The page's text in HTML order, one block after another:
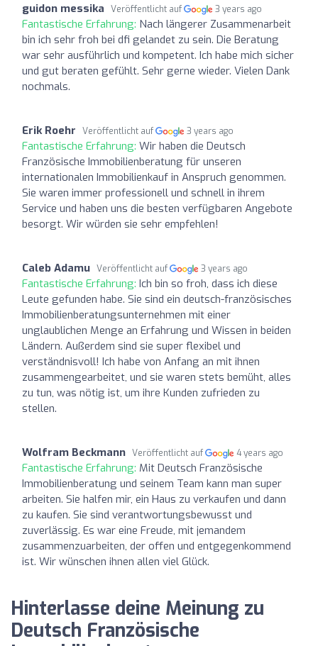
guidon messika Veröffentlicht auf 3 years ago
Fantastische Erfahrung: Nach längerer Zusammenarbeit
bin ich sehr froh bei dfi gelandet zu sein. Die Beratung
war sehr ausführlich und kompetent. Ich habe mich sicher
und gut beraten gefühlt. Sehr gerne wieder. Vielen Dank
nochmals.
Erik Roehr Veröffentlicht auf 3 years ago
Fantastische Erfahrung: Wir haben die Deutsch
Französische Immobilienberatung für unseren
internationalen Immobilienkauf in Anspruch genommen.
Sie waren immer professionell und schnell in ihrem
Service und haben uns die besten verfügbaren Angebote
besorgt. Wir würden sie sehr empfehlen!
Caleb Adamu Veröffentlicht auf 3 years ago
Fantastische Erfahrung: Ich bin so froh, dass ich diese
Leute gefunden habe. Sie sind ein deutsch-französisches
Immobilienberatungsunternehmen mit einer
unglaublichen Menge an Erfahrung und Wissen in beiden
Ländern. Außerdem sind sie super flexibel und
verständnisvoll! Ich habe von Anfang an mit ihnen
zusammengearbeitet, und sie waren stets bemüht, alles
zu tun, was nötig ist, um ihre Kunden zufrieden zu
stellen.
Wolfram Beckmann Veröffentlicht auf 4 years ago
Fantastische Erfahrung: Mit Deutsch Französische
Immobilienberatung und seinem Team kann man super
arbeiten. Sie halfen mir, ein Haus zu verkaufen und dann
zu kaufen. Sie sind verantwortungsbewusst und
zuverlässig. Es war eine Freude, mit jemandem
zusammenzuarbeiten, der offen und entgegenkommend
ist. Wir wünschen ihnen allen viel Glück.
Hinterlasse deine Meinung zu
Deutsch Französische